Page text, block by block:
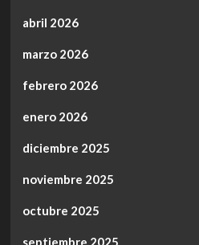
abril 2026
marzo 2026
febrero 2026
enero 2026
diciembre 2025
noviembre 2025
octubre 2025
septiembre 2025